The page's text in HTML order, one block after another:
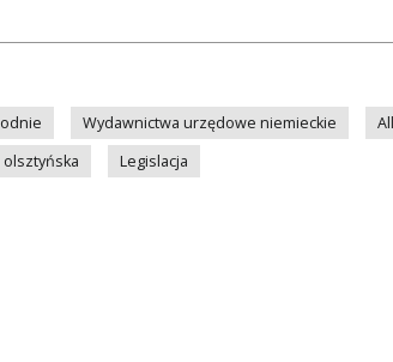
Wydawnictwa urzędowe niemieckie
olsztyńska Legislacja